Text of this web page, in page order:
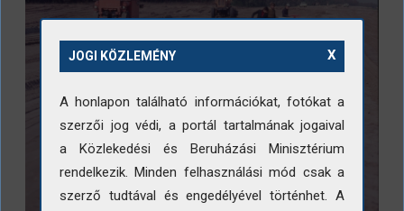
X
JOGI KÖZLEMÉNY
A honlapon található információkat, fotókat a
szerzői jog védi, a portál tartalmának jogaival
a Közlekedési és Beruházási Minisztérium
rendelkezik. Minden felhasználási mód csak a
szerző tudtával és engedélyével történhet. A